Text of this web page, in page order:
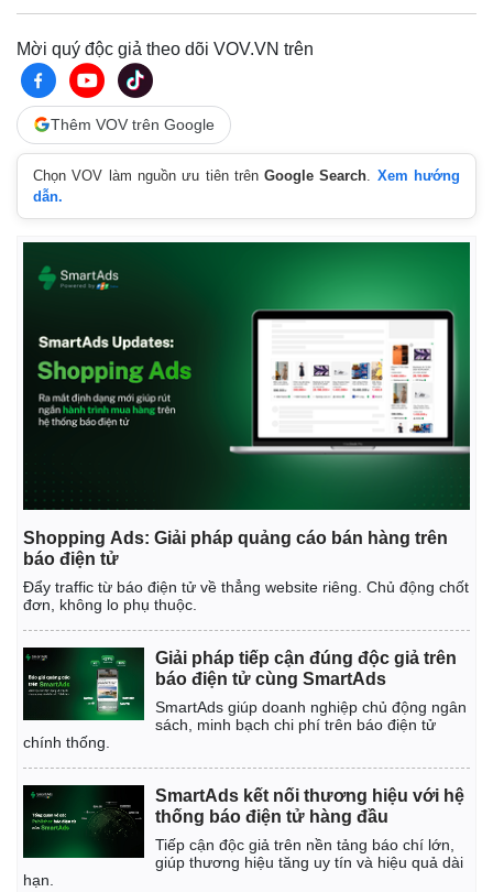
Kinh tế
Bất động sản
Khởi nghiệp
Giá vàng
Tiêu dùng
Giá cà phê
Mời quý độc giả theo dõi VOV.VN trên
Thêm VOV trên Google
Chọn VOV làm nguồn ưu tiên trênGoogle Search
Xem hướng
dẫn.
Shopping Ads: Giải pháp quảng cáo bán hàng trên
báo điện tử
Đẩy traffic từ báo điện tử về thẳng website riêng. Chủ động chốt
đơn, không lo phụ thuộc.
Giải pháp tiếp cận đúng độc giả trên
báo điện tử cùng SmartAds
SmartAds giúp doanh nghiệp chủ động ngân
sách, minh bạch chi phí trên báo điện tử
chính thống.
SmartAds kết nối thương hiệu với hệ
thống báo điện tử hàng đầu
Tiếp cận độc giả trên nền tảng báo chí lớn,
giúp thương hiệu tăng uy tín và hiệu quả dài
hạn.